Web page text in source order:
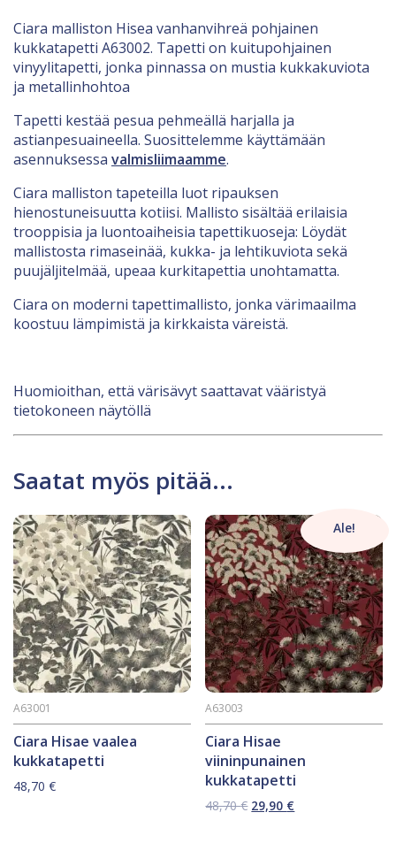
Ciara malliston Hisea vanhanvihreä pohjainen
kukkatapetti A63002. Tapetti on kuitupohjainen
vinyylitapetti, jonka pinnassa on mustia kukkakuviota
ja metallinhohtoa
Tapetti kestää pesua pehmeällä harjalla ja
astianpesuaineella. Suosittelemme käyttämään
asennuksessa valmisliimaamme.
Ciara malliston tapeteilla luot ripauksen
hienostuneisuutta kotiisi. Mallisto sisältää erilaisia
trooppisia ja luontoaiheisia tapettikuoseja: Löydät
mallistosta rimaseinää, kukka- ja lehtikuviota sekä
puujäljitelmää, upeaa kurkitapettia unohtamatta.
Ciara on moderni tapettimallisto, jonka värimaailma
koostuu lämpimistä ja kirkkaista väreistä.
Huomioithan, että värisävyt saattavat vääristyä
tietokoneen näytöllä
Saatat myös pitää...
Ciara Hisae vaalea
kukkatapetti
A63001
48,70 €
Ale!
Ciara Hisae
viininpunainen
kukkatapetti
A63003
48,70€ Alkuperäinen
29,90 €Nykyinen